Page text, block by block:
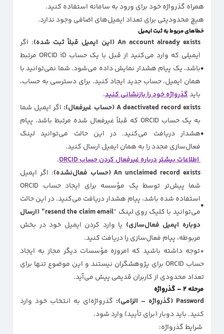
همراه گذرواژه خود برای ورود به سامانه استفاده کنید.
هیچ محدودیتی برای تعداد ایمیل‌های اضافی وجود ندارد.
خطاهای مربوط به ثبت ایمیل
An account already exists (این ایمیل قبلاً ثبت شده)
: اگر
ایمیلی که وارد می‌کنید از قبل با یک حساب ORCID iD مرتبط
باشد، یک پیام هشدار نمایش داده می‌شود. شما نمی‌توانید با
همان ایمیل، حساب جدید ایجاد کنید. برای دسترسی به حساب،
بایدگذرواژه خود را بازنشانی کنید.
A deactivated record exists (حساب غیرفعال):
اگر ایمیل شما
به یک حساب ORCID که قبلاً غیرفعال شده مرتبط باشد، پیام
هشدار دریافت می‌کنید. در این حالت می‌توانید لینک
فعال‌سازی مجدد را به همان ایمیل ارسال کنید.
اطلاعات بیشتر درباره غیرفعال کردن حساب ORCID
.
An unclaimed record exists (حساب فعال‌نشده)
: اگر ایمیل
شما پیش‌تر توسط یک مؤسسه برای ایجاد حساب ORCID
استفاده شده باشد، پیام هشدار دریافت می‌کنید. در این حالت
می‌توانید با کلیک روی لینک “
resend the claim email” (ارسال
دوباره ایمیل فعال‌سازی) یا وارد کردن ایمیل خود در بخش
مربوطه، پیام فعال‌سازی را دریافت کنید.
*توجه داشته باشید که امروزه مؤسسات دیگر مجاز به ایجاد
حساب ORCID برای پژوهشگران نیستند و این موضوع تنها برای
تعداد محدودی از کاربران قدیمی پیش می‌آید.
مرحله ۲ – گذرواژه
Password (گذرواژه – الزامی):
گذرواژه‌ای به انتخاب خود وارد
کنید. باید دوبار (برای تأیید) وارد شود.
شرایط گذرواژه: